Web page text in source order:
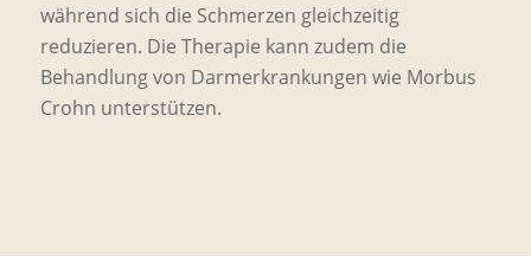
während sich die Schmerzen gleichzeitig
reduzieren. Die Therapie kann zudem die
Behandlung von Darmerkrankungen wie Morbus
Crohn unterstützen.